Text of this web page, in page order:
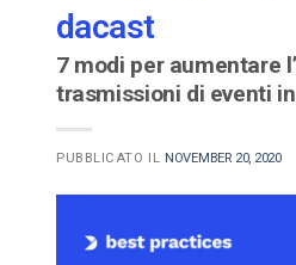
dacast
7 modi per aumentare
trasmissioni di eventi
PUBBLICATO IL NOVEMBER 20, 2020